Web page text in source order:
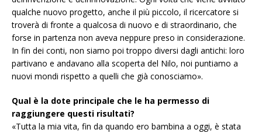
qualche nuovo progetto, anche il più piccolo, il ricercatore si
troverà di fronte a qualcosa di nuovo e di straordinario, che
forse in partenza non aveva neppure preso in considerazione.
In fin dei conti, non siamo poi troppo diversi dagli antichi: loro
partivano e andavano alla scoperta del Nilo, noi puntiamo a
nuovi mondi rispetto a quelli che già conosciamo».
Qual è la dote principale che le ha permesso di
raggiungere questi risultati?
«Tutta la mia vita, fin da quando ero bambina a oggi, è stata